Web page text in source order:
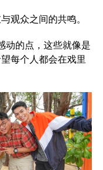
观众之间的共鸣。
动的点，这些就像是
每个人都会在戏里